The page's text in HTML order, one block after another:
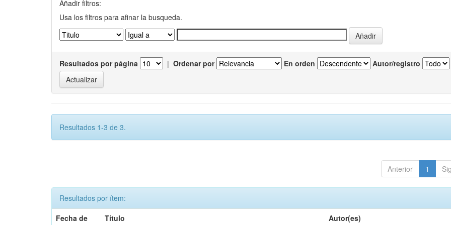
Añadir filtros:
Usa los filtros para afinar la busqueda.
Resultados por página | Ordenar por En orden Autor/registro
Resultados 1-3 de 3.
Anterior 1
Resultados por ítem:
Fecha de
Título Autor(es)